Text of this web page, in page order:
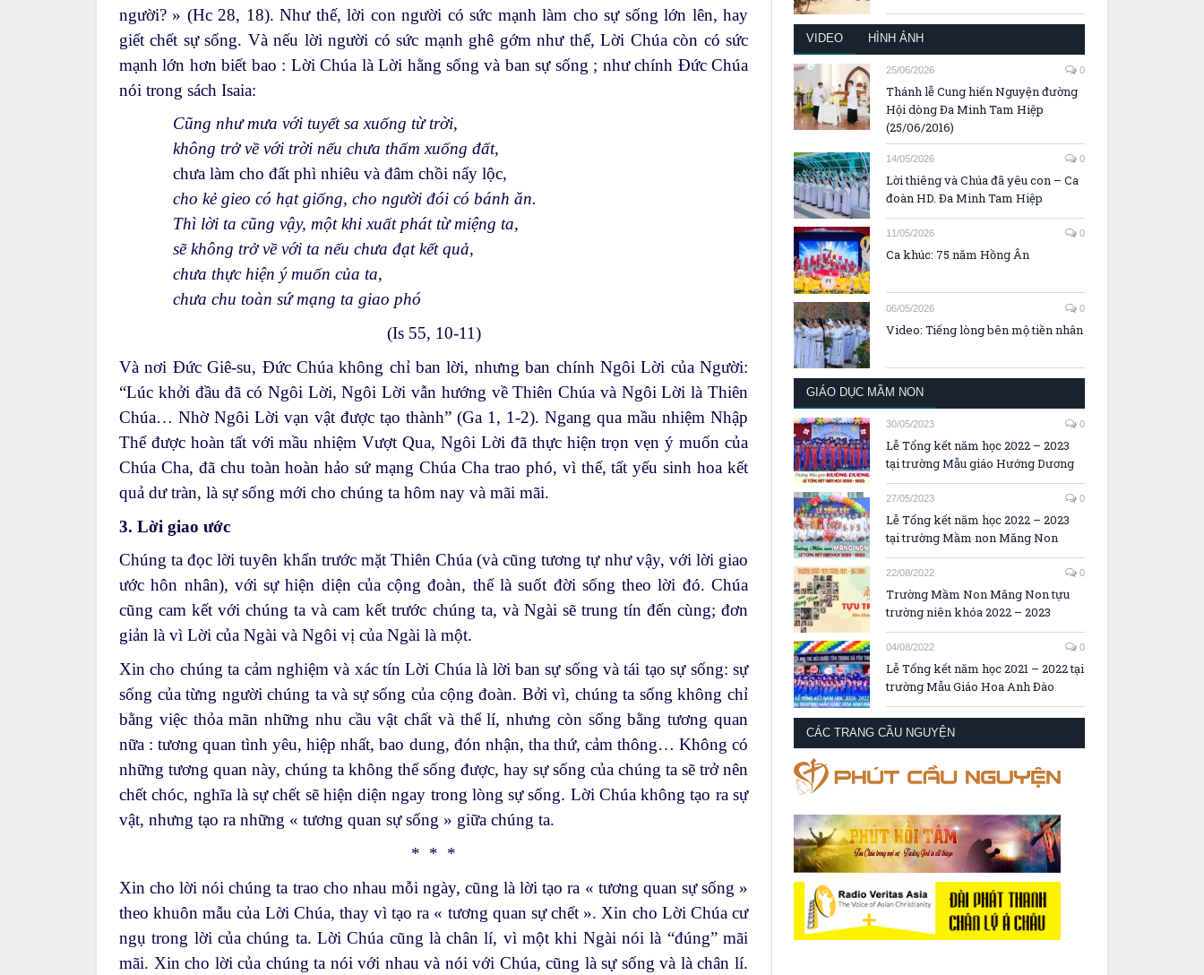
người? » (Hc 28, 18). Như thế, lời con người có sức mạnh làm cho sự sống lớn lên, hay
giết chết sự sống. Và nếu lời người có sức mạnh ghê gớm như thế, Lời Chúa còn có sức
mạnh lớn hơn biết bao : Lời Chúa là Lời hằng sống và ban sự sống ; như chính Đức Chúa
nói trong sách Isaia:
Cũng như mưa với tuyết sa xuống từ trời,
không trở về với trời nếu chưa thấm xuống đất,
chưa làm cho đất phì nhiêu và đâm chồi nẩy lộc,
cho kẻ gieo có hạt giống, cho người đói có bánh ăn.
Thì lời ta cũng vậy, một khi xuất phát từ miệng ta,
sẽ không trở về với ta nếu chưa đạt kết quả,
chưa thực hiện ý muốn của ta,
chưa chu toàn sứ mạng ta giao phó
(Is 55, 10-11)
Và nơi Đức Giê-su, Đức Chúa không chỉ ban lời, nhưng ban chính Ngôi Lời của Người:
“Lúc khởi đầu đã có Ngôi Lời, Ngôi Lời vẫn hướng về Thiên Chúa và Ngôi Lời là Thiên
Chúa… Nhờ Ngôi Lời vạn vật được tạo thành” (Ga 1, 1-2). Ngang qua mầu nhiệm Nhập
Thể được hoàn tất với mầu nhiệm Vượt Qua, Ngôi Lời đã thực hiện trọn vẹn ý muốn của
Chúa Cha, đã chu toàn hoàn hảo sứ mạng Chúa Cha trao phó, vì thế, tất yếu sinh hoa kết
quả dư tràn, là sự sống mới cho chúng ta hôm nay và mãi mãi.
3. Lời giao ước
Chúng ta đọc lời tuyên khấn trước mặt Thiên Chúa (và cũng tương tự như vậy, với lời giao
ước hôn nhân), với sự hiện diện của cộng đoàn, thế là suốt đời sống theo lời đó. Chúa
cũng cam kết với chúng ta và cam kết trước chúng ta, và Ngài sẽ trung tín đến cùng; đơn
giản là vì Lời của Ngài và Ngôi vị của Ngài là một.
Xin cho chúng ta cảm nghiệm và xác tín Lời Chúa là lời ban sự sống và tái tạo sự sống: sự
sống của từng người chúng ta và sự sống của cộng đoàn. Bởi vì, chúng ta sống không chỉ
bằng việc thỏa mãn những nhu cầu vật chất và thể lí, nhưng còn sống bằng tương quan
nữa : tương quan tình yêu, hiệp nhất, bao dung, đón nhận, tha thứ, cảm thông… Không có
những tương quan này, chúng ta không thể sống được, hay sự sống của chúng ta sẽ trở nên
chết chóc, nghĩa là sự chết sẽ hiện diện ngay trong lòng sự sống. Lời Chúa không tạo ra sự
vật, nhưng tạo ra những « tương quan sự sống » giữa chúng ta.
* * *
Xin cho lời nói chúng ta trao cho nhau mỗi ngày, cũng là lời tạo ra « tương quan sự sống »
theo khuôn mẫu của Lời Chúa, thay vì tạo ra « tương quan sự chết ». Xin cho Lời Chúa cư
ngụ trong lời của chúng ta. Lời Chúa cũng là chân lí, vì một khi Ngài nói là “đúng” mãi
mãi. Xin cho lời của chúng ta nói với nhau và nói với Chúa, cũng là sự sống và là chân lí.
VIDEO HÌNH ẢNH
25/06/2026 0
Thánh lễ Cung hiến Nguyện đường
Hội dòng Đa Minh Tam Hiệp
(25/06/2016)
14/05/2026 0
Lời thiêng và Chúa đã yêu con – Ca
đoàn HD. Đa Minh Tam Hiệp
11/05/2026 0
Ca khúc: 75 năm Hồng Ân
06/05/2026 0
Video: Tiếng lòng bên mộ tiền nhân
GIÁO DỤC MẦM NON
30/05/2023 0
Lễ Tổng kết năm học 2022 – 2023
tại trường Mẫu giáo Hướng Dương
27/05/2023 0
Lễ Tổng kết năm học 2022 – 2023
tại trường Mầm non Măng Non
22/08/2022 0
Trường Mầm Non Măng Non tựu
trường niên khóa 2022 – 2023
04/08/2022 0
Lễ Tổng kết năm học 2021 – 2022 tại
trường Mẫu Giáo Hoa Anh Đào
CÁC TRANG CẦU NGUYỆN